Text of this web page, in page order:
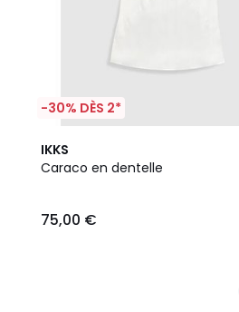
-30% DÈS 2*
IKKS
Caraco en dentelle
€.
75,00 €
2
Couleurs